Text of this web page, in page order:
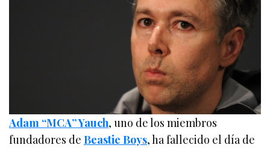
Adam “MCA” Yauch, uno de los miembros
fundadores deBeastie Boys, ha fallecido el día de